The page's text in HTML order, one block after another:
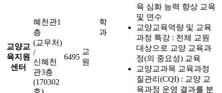
교양교
육지원
센터
혜천관1
층
(교무처)
/
신혜천
관3층
(170302
호)
6495
교
원
학
과
육 심화 능력 향상 교육
및 연수
교양교육역량 및 교육
과정 특강 : 전체 교원
대상으로 교양 교육과
정(의 중요성) 교육
교양교과목 교육과정
질관리(CQI) : 교양 교
육과정 운영 결과를 분